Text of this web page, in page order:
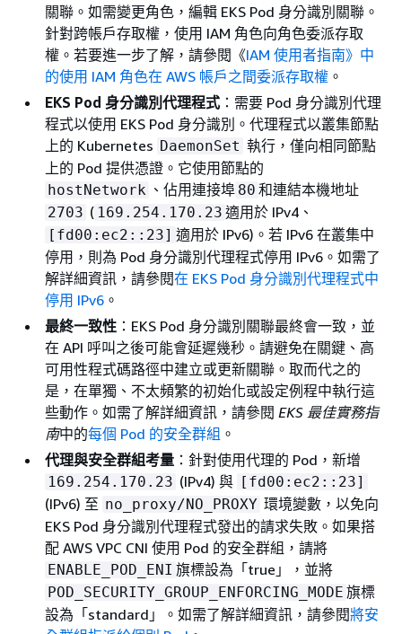
關聯。如需變更角色，編輯 EKS Pod 身分識別關聯。
針對跨帳戶存取權，使用 IAM 角色向角色委派存取
權。若要進一步了解，請參閱《IAM 使用者指南》中
的使用 IAM 角色在 AWS 帳戶之間委派存取權 。
EKS Pod 身分識別代理程式 ：需要 Pod 身分識別代理
程式以使用 EKS Pod 身分識別。代理程式以叢集節點
上的 Kubernetes DaemonSet 執行，僅向相同節點
上的 Pod 提供憑證。它使用節點的
hostNetwork 、佔用連接埠 80 和連結本機地址
2703 ( 169.254.170.23 適用於 IPv4、
[fd00:ec2::23] 適用於 IPv6)。若 IPv6 在叢集中
停用，則為 Pod 身分識別代理程式停用 IPv6。如需了
解詳細資訊，請參閱在 EKS Pod 身分識別代理程式中
停用 IPv6 。
最終一致性 ：EKS Pod 身分識別關聯最終會一致，並
在 API 呼叫之後可能會延遲幾秒。請避免在關鍵、高
可用性程式碼路徑中建立或更新關聯。取而代之的
是，在單獨、不太頻繁的初始化或設定例程中執行這
些動作。如需了解詳細資訊，請參閱 EKS 最佳實務指
南中的每個 Pod 的安全群組 。
代理與安全群組考量 ：針對使用代理的 Pod，新增
169.254.170.23 (IPv4) 與 [fd00:ec2::23]
(IPv6) 至 no_proxy/NO_PROXY 環境變數，以免向
EKS Pod 身分識別代理程式發出的請求失敗。如果搭
配 AWS VPC CNI 使用 Pod 的安全群組，請將
ENABLE_POD_ENI 旗標設為「true」，並將
POD_SECURITY_GROUP_ENFORCING_MODE 旗標
設為「standard」。如需了解詳細資訊，請參閱將安